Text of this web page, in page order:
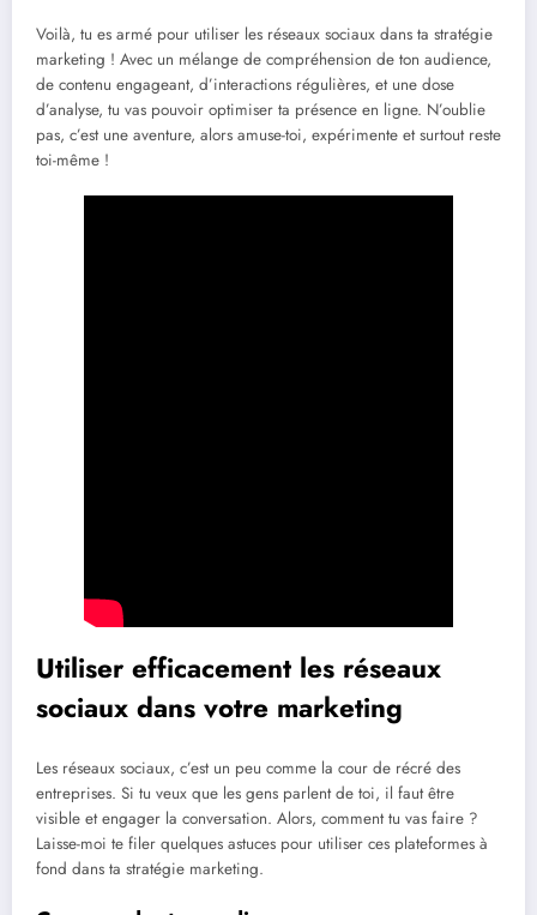
Voilà, tu es armé pour utiliser les réseaux sociaux dans ta stratégie
marketing ! Avec un mélange de compréhension de ton audience,
de contenu engageant, d’interactions régulières, et une dose
d’analyse, tu vas pouvoir optimiser ta présence en ligne. N’oublie
pas, c’est une aventure, alors amuse-toi, expérimente et surtout reste
toi-même !
Utiliser efficacement les réseaux
sociaux dans votre marketing
Les réseaux sociaux, c’est un peu comme la cour de récré des
entreprises. Si tu veux que les gens parlent de toi, il faut être
visible et engager la conversation. Alors, comment tu vas faire ?
Laisse-moi te filer quelques astuces pour utiliser ces plateformes à
fond dans ta stratégie marketing.